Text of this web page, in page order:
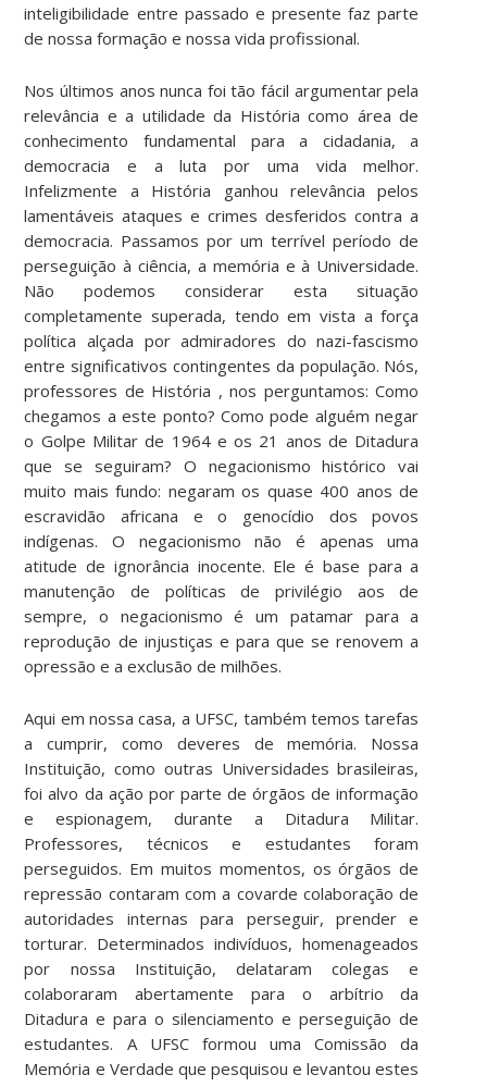
inteligibilidade entre passado e presente faz parte
de nossa formação e nossa vida profissional.
Nos últimos anos nunca foi tão fácil argumentar pela
relevância e a utilidade da História como área de
conhecimento fundamental para a cidadania, a
democracia e a luta por uma vida melhor.
Infelizmente a História ganhou relevância pelos
lamentáveis ataques e crimes desferidos contra a
democracia. Passamos por um terrível período de
perseguição à ciência, a memória e à Universidade.
Não podemos considerar esta situação
completamente superada, tendo em vista a força
política alçada por admiradores do nazi-fascismo
entre significativos contingentes da população. Nós,
professores de História , nos perguntamos: Como
chegamos a este ponto? Como pode alguém negar
o Golpe Militar de 1964 e os 21 anos de Ditadura
que se seguiram? O negacionismo histórico vai
muito mais fundo: negaram os quase 400 anos de
escravidão africana e o genocídio dos povos
indígenas. O negacionismo não é apenas uma
atitude de ignorância inocente. Ele é base para a
manutenção de políticas de privilégio aos de
sempre, o negacionismo é um patamar para a
reprodução de injustiças e para que se renovem a
opressão e a exclusão de milhões.
Aqui em nossa casa, a UFSC, também temos tarefas
a cumprir, como deveres de memória. Nossa
Instituição, como outras Universidades brasileiras,
foi alvo da ação por parte de órgãos de informação
e espionagem, durante a Ditadura Militar.
Professores, técnicos e estudantes foram
perseguidos. Em muitos momentos, os órgãos de
repressão contaram com a covarde colaboração de
autoridades internas para perseguir, prender e
torturar. Determinados indivíduos, homenageados
por nossa Instituição, delataram colegas e
colaboraram abertamente para o arbítrio da
Ditadura e para o silenciamento e perseguição de
estudantes. A UFSC formou uma Comissão da
Memória e Verdade que pesquisou e levantou estes